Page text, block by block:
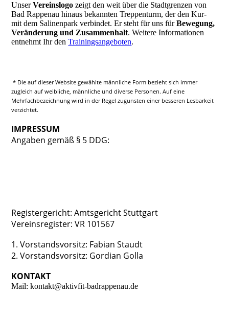
UnserVereinslogo zeigt den weit über die Stadtgrenzen von
Bad Rappenau hinaus bekannten Treppenturm, der den Kur-
mit dem Salinenpark verbindet. Er steht für uns fürBewegung,
Veränderung und Zusammenhalt. Weitere Informationen
entnehmt Ihr denTrainingsangeboten.
* Die auf dieser Website gewählte männliche Form bezieht sich immer
zugleich auf weibliche, männliche und diverse Personen. Auf eine
Mehrfachbezeichnung wird in der Regel zugunsten einer besseren Lesbarkeit
verzichtet.
IMPRESSUM
Angaben gemäß § 5 DDG:
Registergericht: Amtsgericht Stuttgart
Vereinsregister: VR 101567
1. Vorstandsvorsitz: Fabian Staudt
2. Vorstandsvorsitz: Gordian Golla
KONTAKT
Mail: kontakt@aktivfit-badrappenau.de